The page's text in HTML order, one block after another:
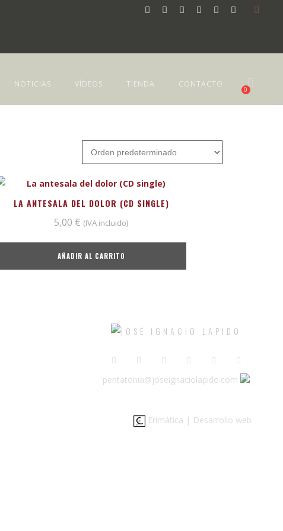
NOTICIAS VÍDEOS TIENDA CONTACTO
0
LA ANTESALA DEL DOLOR (CD SINGLE)
5,00 € (IVA incluido)
AÑADIR AL CARRITO
pentatonia@joseignaciolapido.com
Erimática | Desarrollo web